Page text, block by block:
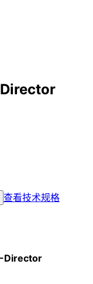
查看技术规格
Director